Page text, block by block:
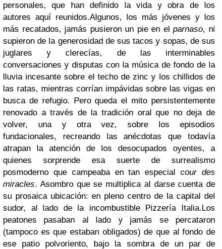
personales, que han definido la vida y obra de los
autores aquí reunidos.Algunos, los más jóvenes y los
más recatados, jamás pusieron un pie en elparnaso, ni
supieron de la generosidad de sus tacos y sopas, de sus
juglares y clerecías, de las interminables
conversaciones y disputas con la música de fondo de la
lluvia incesante sobre el techo de zinc y los chillidos de
las ratas, mientras corrían impávidas sobre las vigas en
busca de refugio. Pero queda el mito persistentemente
renovado a través de la tradición oral que no deja de
volver, una y otra vez, sobre los episodios
fundacionales, recreando las anécdotas que todavía
atrapan la atención de los desocupados oyentes, a
quienes sorprende esa suerte de surrealismo
posmoderno que campeaba en tan especialcour des
miracles. Asombro que se multiplica al darse cuenta de
su prosaica ubicación: en pleno centro de la capital del
sudor, al lado de la incombustible Pizzería Italia.Los
peatones pasaban al lado y jamás se percataron
(tampoco es que estaban obligados) de que al fondo de
ese patio polvoriento, bajo la sombra de un par de